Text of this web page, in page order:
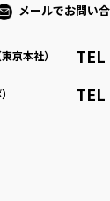
メールでお問い
京本社）